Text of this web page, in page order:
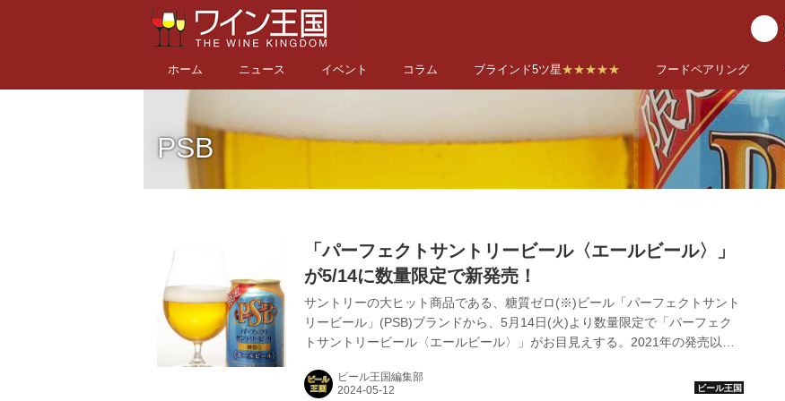
ホーム ニュース イベント コラム ブラインド5ツ星★★★★★ フードペアリング
PSB
「パーフェクトサントリービール〈エールビール〉」
が5/14に数量限定で新発売！
サントリーの大ヒット商品である、糖質ゼロ(※)ビール「パーフェクトサント
リービール」(PSB)ブランドから、5月14日(火)より数量限定で「パーフェク
トサントリービール〈エールビール〉」がお目見えする。2021年の発売以
母やアロマホップの豊かな香りが楽しめるよう仕上げられたエールビールの誕
ビール王国編集部